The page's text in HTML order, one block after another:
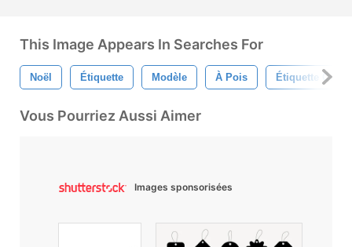
This Image Appears In Searches For
Noël Étiquette Modèle À Pois Étiquette
Vous Pourriez Aussi Aimer
Images sponsorisées